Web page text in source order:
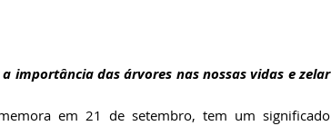
importância das árvores nas nossas vidas e zelar
em 21 de setembro, tem um significado